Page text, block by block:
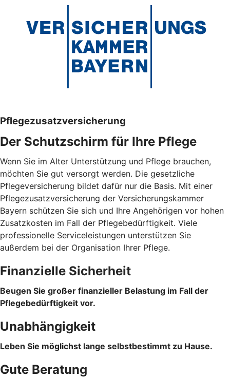
Pflegezusatzversicherung
Der Schutzschirm für Ihre Pflege
Wenn Sie im Alter Unterstützung und Pflege brauchen,
möchten Sie gut versorgt werden. Die gesetzliche
Pflegeversicherung bildet dafür nur die Basis. Mit einer
Pflegezusatzversicherung der Versicherungskammer
Bayern schützen Sie sich und Ihre Angehörigen vor hohen
Zusatzkosten im Fall der Pflegebedürftigkeit. Viele
professionelle Serviceleistungen unterstützen Sie
außerdem bei der Organisation Ihrer Pflege.
Finanzielle Sicherheit
Beugen Sie großer finanzieller Belastung im Fall der
Pflegebedürftigkeit vor.
Unabhängigkeit
Leben Sie möglichst lange selbstbestimmt zu Hause.
Gute Beratung